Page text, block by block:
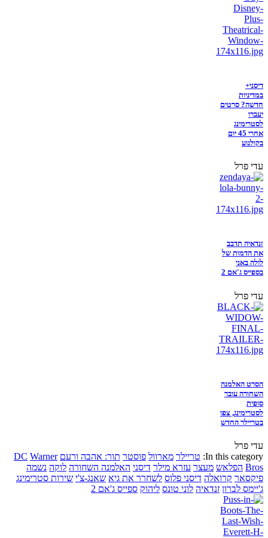
דיסני+
במדיניות
חדשה? סרטים
יעברו
לסטרימינג
אחרי 45 יום
בקולנוע
עדי פרל
זנדאיה תדבב
את הדמות של
לולה באני
בספייס ג'אם 2
עדי פרל
הסרט האלמנה
השחורה עובר
סופית
לסטרימינג, צפו
בטריילר החדש
עדי פרל
In this category: טריילר מארוול פוסטר תור: אהבה ורעם DC Warner
Bros הפלאש מעצר עזרא מילר דיסני האלמנה השחורה לוקה נשמה
פיקסאר קרואלה דיסני פלוס לשחרר את גיא שאנג-צ'י שירות סטרימינג
ג'יימס לברון זנדאיה לוני טונס ליהוק ספייס ג'אם 2